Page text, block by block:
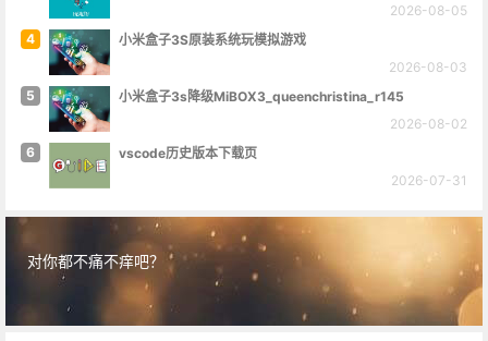
2026-08-05
4
小米盒子3S原装系统玩模拟游戏
2026-08-03
5
小米盒子3s降级MiBOX3_queenchristina_r145
2026-08-02
6
vscode历史版本下载页
2026-07-31
对你都不痛不痒吧？